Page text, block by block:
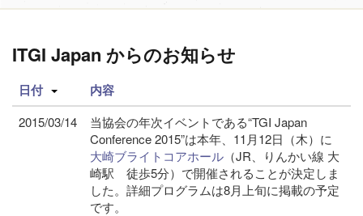
ITGI Japan からのお知らせ
日付 内容
2015/03/14
当協会の年次イベントである“TGI Japan
Conference 2015”は本年、11月12日（木）に
大崎ブライトコアホール （JR、りんかい線 大
崎駅 徒歩5分）で開催されることが決定しま
した。詳細プログラムは8月上旬に掲載の予定
です。